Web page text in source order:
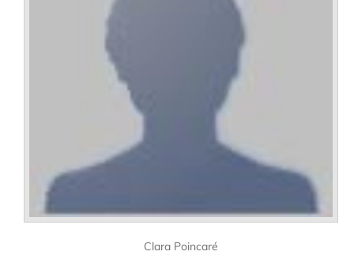
Clara Poincaré